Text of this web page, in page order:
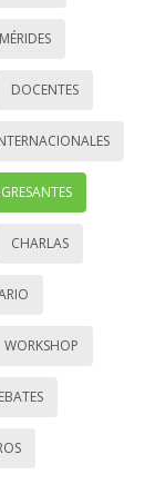
DOCENTES
CHARLAS
WORKSHOP